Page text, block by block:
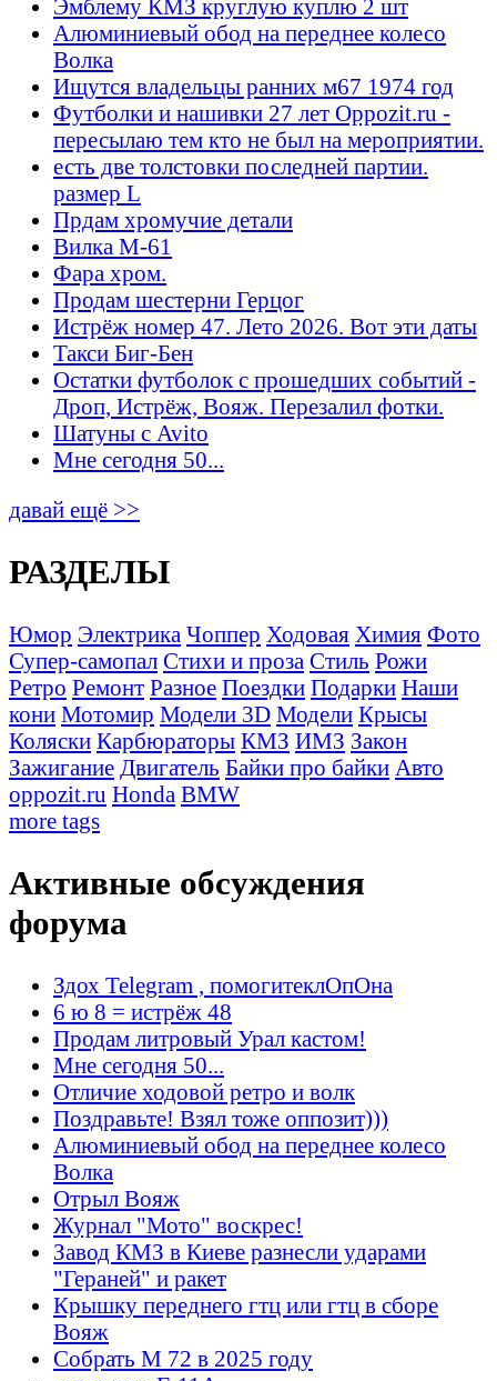
Эмблему КМЗ круглую куплю 2 шт
Алюминиевый обод на переднее колесо
Волка
Ищутся владельцы ранних м67 1974 год
Футболки и нашивки 27 лет Oppozit.ru -
пересылаю тем кто не был на мероприятии.
есть две толстовки последней партии.
размер L
Прдам хромучие детали
Вилка М-61
Фара хром.
Продам шестерни Герцог
Истрёж номер 47. Лето 2026. Вот эти даты
Такси Биг-Бен
Остатки футболок с прошедших событий -
Дроп, Истрёж, Вояж. Перезалил фотки.
Шатуны с Avito
Мне сегодня 50...
давай ещё >>
РАЗДЕЛЫ
Юмор Электрика Чоппер Ходовая Химия Фото
Супер-самопал Стихи и проза Стиль Рожи
Ретро Ремонт Разное Поездки Подарки Наши
кони Мотомир Модели 3D Модели Крысы
Коляски Карбюраторы КМЗ ИМЗ Закон
Зажигание Двигатель Байки про байки Авто
oppozit.ru Honda BMW
more tags
Активные обсуждения
форума
Здох Telegram , помогитеклОпОна
6 ю 8 = истрёж 48
Продам литровый Урал кастом!
Мне сегодня 50...
Отличие ходовой ретро и волк
Поздравьте! Взял тоже оппозит)))
Алюминиевый обод на переднее колесо
Волка
Отрыл Вояж
Журнал "Мото" воскрес!
Завод КМЗ в Киеве разнесли ударами
"Гераней" и ракет
Крышку переднего гтц или гтц в сборе
Вояж
Собрать М 72 в 2025 году